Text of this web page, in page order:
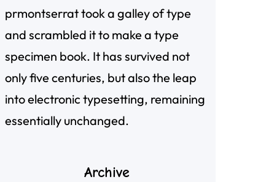
prmontserrat took a galley of type
and scrambled it to make a type
specimen book. It has survived not
only five centuries, but also the leap
into electronic typesetting, remaining
essentially unchanged.
Archive